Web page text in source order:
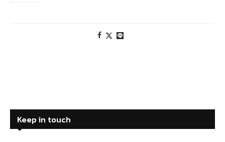
Keep in touch